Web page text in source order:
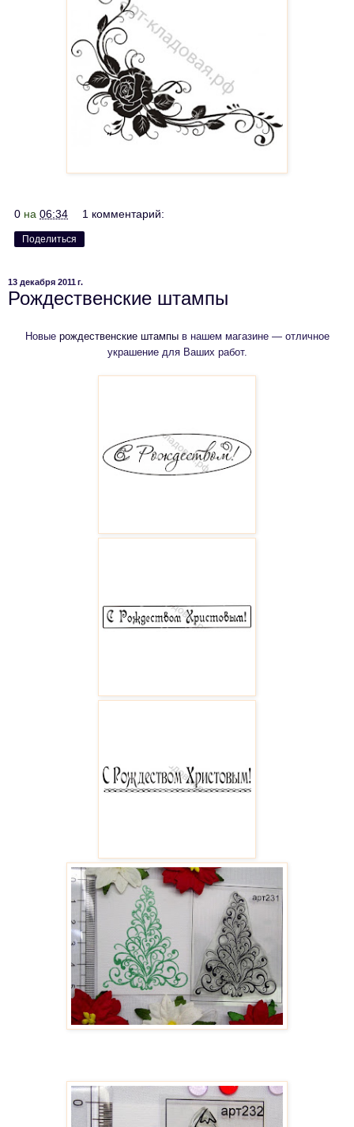
0 на 06:34 1 комментарий:
Поделиться
13 декабря 2011 г.
Рождественские штампы
Новые рождественские штампыв нашем магазине — отличное
украшение для Ваших работ.